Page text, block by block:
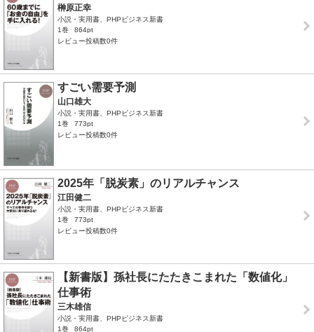
榊原正幸
小説・実用書、PHPビジネス新書
1巻
864pt
レビュー投稿数0件
すごい需要予測
山口雄大
小説・実用書、PHPビジネス新書
1巻
773pt
レビュー投稿数0件
2025年「脱炭素」のリアルチャンス
江田健二
小説・実用書、PHPビジネス新書
1巻
773pt
レビュー投稿数0件
【新書版】孫社長にたたきこまれた「数値化」
仕事術
三木雄信
小説・実用書、PHPビジネス新書
1巻
864pt